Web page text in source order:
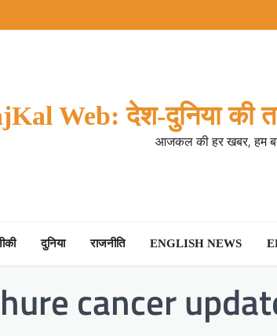
Web: देश-दुनिया की
आजकल की हर खबर, हम
दुनिया राजनीति ENGLISH NEWS
cancer